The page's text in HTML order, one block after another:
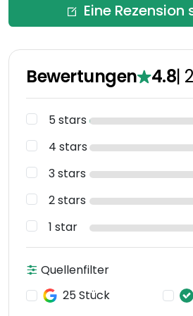
Eine Rezension
Bewertungen 4.8|
5 stars
4 stars
3 stars
2 stars
1 star
Quellenfilter
25 Stück